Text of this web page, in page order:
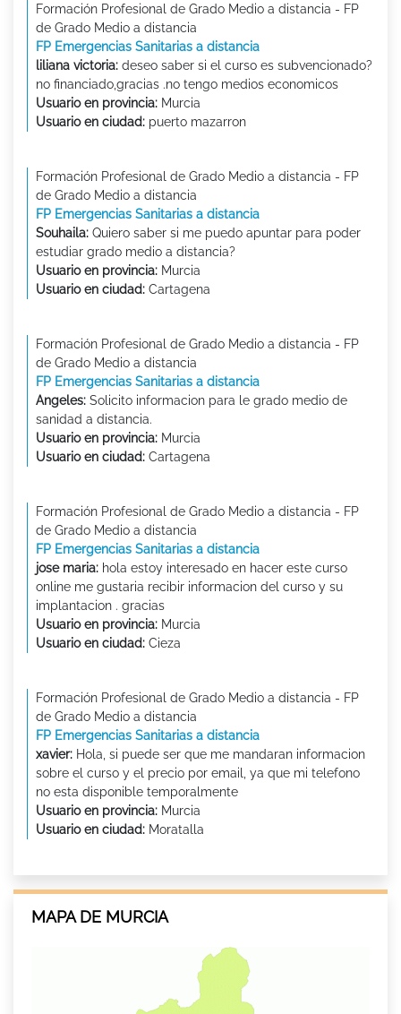
Formación Profesional de Grado Medio a distancia - FP
de Grado Medio a distancia
FP Emergencias Sanitarias a distancia
liliana victoria: deseo saber si el curso es subvencionado?
no financiado,gracias .no tengo medios economicos
Usuario en provincia: Murcia
Usuario en ciudad: puerto mazarron
Formación Profesional de Grado Medio a distancia - FP
de Grado Medio a distancia
FP Emergencias Sanitarias a distancia
Souhaila: Quiero saber si me puedo apuntar para poder
estudiar grado medio a distancia?
Usuario en provincia: Murcia
Usuario en ciudad: Cartagena
Formación Profesional de Grado Medio a distancia - FP
de Grado Medio a distancia
FP Emergencias Sanitarias a distancia
Angeles: Solicito informacion para le grado medio de
sanidad a distancia.
Usuario en provincia: Murcia
Usuario en ciudad: Cartagena
Formación Profesional de Grado Medio a distancia - FP
de Grado Medio a distancia
FP Emergencias Sanitarias a distancia
jose maria: hola estoy interesado en hacer este curso
online me gustaria recibir informacion del curso y su
implantacion . gracias
Usuario en provincia: Murcia
Usuario en ciudad: Cieza
Formación Profesional de Grado Medio a distancia - FP
de Grado Medio a distancia
FP Emergencias Sanitarias a distancia
xavier: Hola, si puede ser que me mandaran informacion
sobre el curso y el precio por email, ya que mi telefono
Usuario en provincia: Murcia
Usuario en ciudad: Moratalla
MAPA DE MURCIA